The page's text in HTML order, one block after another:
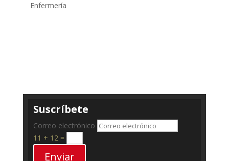
Enfermería
Suscríbete
Correo electrónico
11 + 12=
Enviar